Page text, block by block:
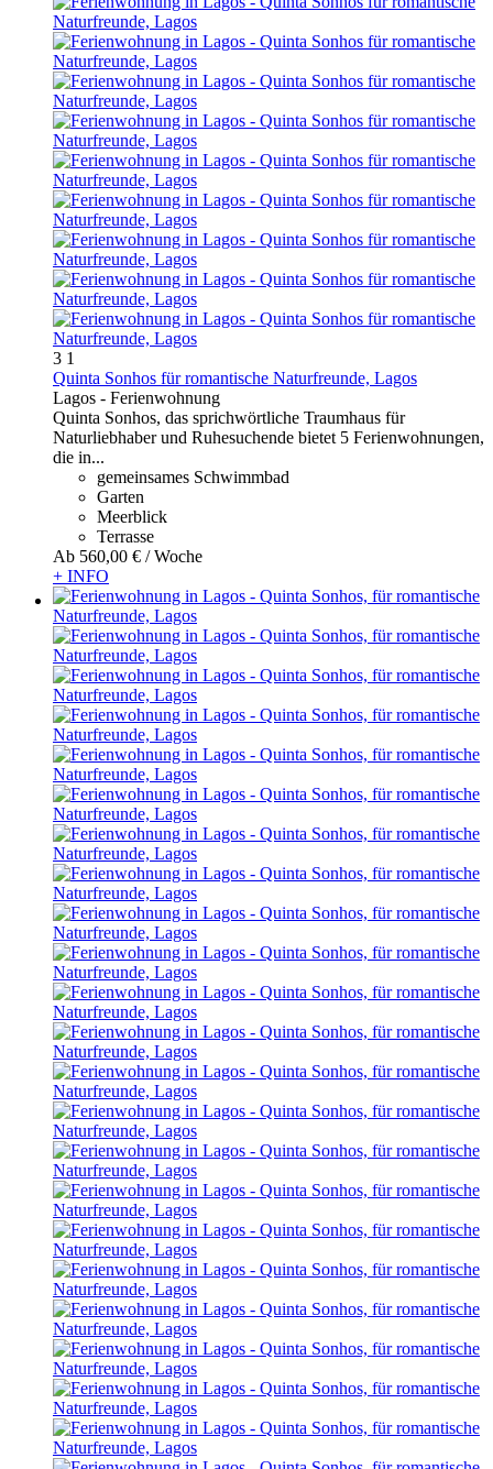
3 1
Quinta Sonhos für romantische Naturfreunde, Lagos
Lagos - Ferienwohnung
Quinta Sonhos, das sprichwörtliche Traumhaus für
Naturliebhaber und Ruhesuchende bietet 5 Ferienwohnungen,
die in...
gemeinsames Schwimmbad
Garten
Meerblick
Terrasse
Ab 560,00 € / Woche
+ INFO